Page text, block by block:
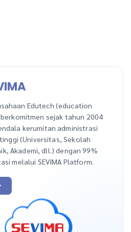
Edutech (education
sejak tahun 2004
kerumitan administrasi
(Universitas, Sekolah
Akademi, dll.) dengan 99%
melalui SEVIMA Platform.